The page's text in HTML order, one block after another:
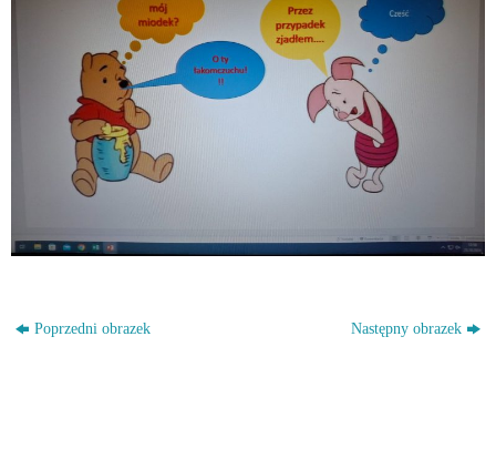
Poprzedni obrazek Następny obrazek